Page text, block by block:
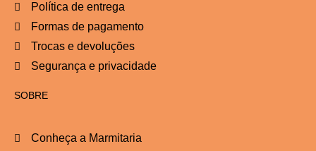
Política de entrega
Formas de pagamento
Trocas e devoluções
Segurança e privacidade
SOBRE
Conheça a Marmitaria